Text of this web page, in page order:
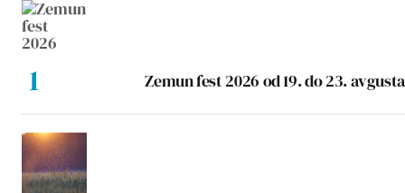
Zemun fest 2026 od 19. do 23. avgusta